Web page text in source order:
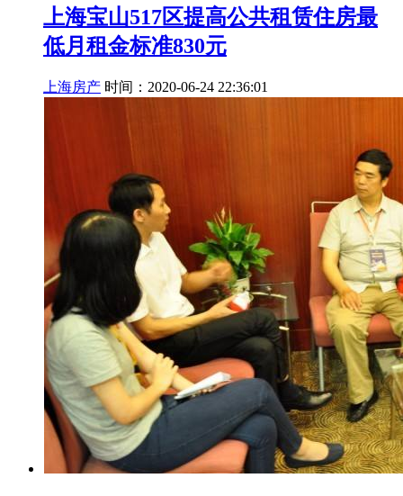
上海宝山517区提高公共租赁住房最
低月租金标准830元
上海房产 时间：2020-06-24 22:36:01